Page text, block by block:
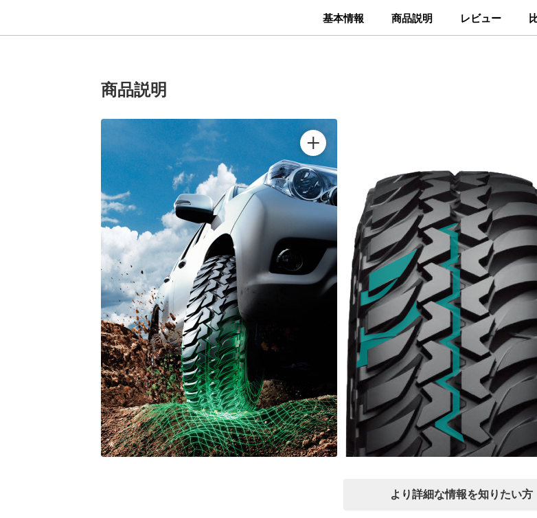
基本情報 商品説明 レビュー
商品説明
ド・ダート路面での力強
より詳細な情報を知りたい方